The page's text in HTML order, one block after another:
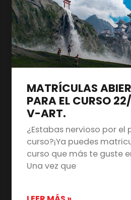
MATRÍCULAS
PARA EL CURSO
V-ART.
¿Estabas nervioso por el
curso?¡Ya puedes
curso que más te guste
Una vez que